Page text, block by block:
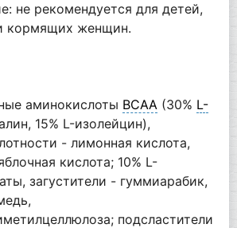
не рекомендуется для детей,
кормящих женщин.
аминокислоты BCAA(30% L-
15% L-изолейцин),
- лимонная кислота,
кислота; 10% L-
загустители - гуммиарабик,
подсластители